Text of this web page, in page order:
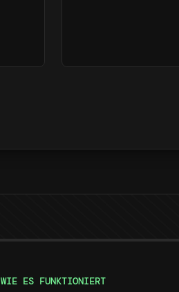
WIE ES FUNKTIONIERT